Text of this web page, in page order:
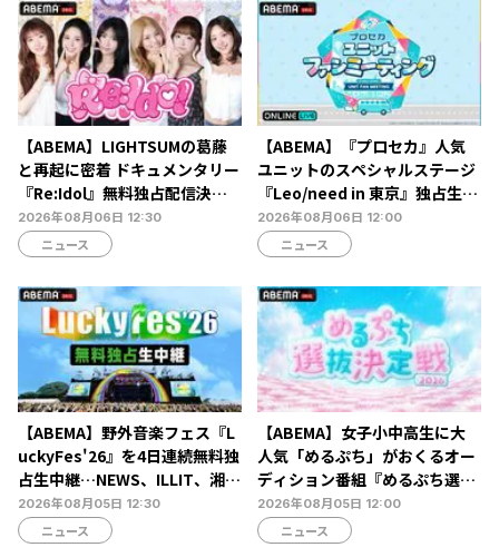
【ABEMA】LIGHTSUMの葛藤
と再起に密着 ドキュメンタリー
『Re:Idol』無料独占配信決
定…デビュー6年目の壁と2年間
の空白期に迫る
2026年08月06日 12:30
ニュース
【ABEMA】『プロセカ』人気
ユニットのスペシャルステージ
『Leo/need in 東京』独占生放
送決定…ショートライブや生ア
フレコも
2026年08月06日 12:00
ニュース
【ABEMA】野外音楽フェス『L
uckyFes'26』を4日連続無料独
占生中継…NEWS、ILLIT、湘南
乃風ら60組以上が集結
2026年08月05日 12:30
ニュース
【ABEMA】女子小中高生に大
人気「めるぷち」がおくるオー
ディション番組『めるぷち選抜
決定戦2026』の生配信が決定
2026年08月05日 12:00
ニュース